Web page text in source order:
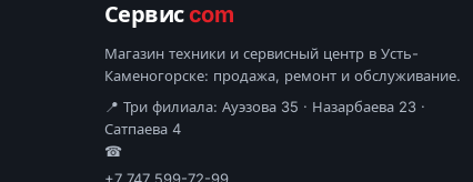
Сервисcom
Магазин техники и сервисный центр в Усть-
Каменогорске: продажа, ремонт и обслуживание.
📍 Три филиала: Ауэзова 35 · Назарбаева 23 ·
Сатпаева 4
☎